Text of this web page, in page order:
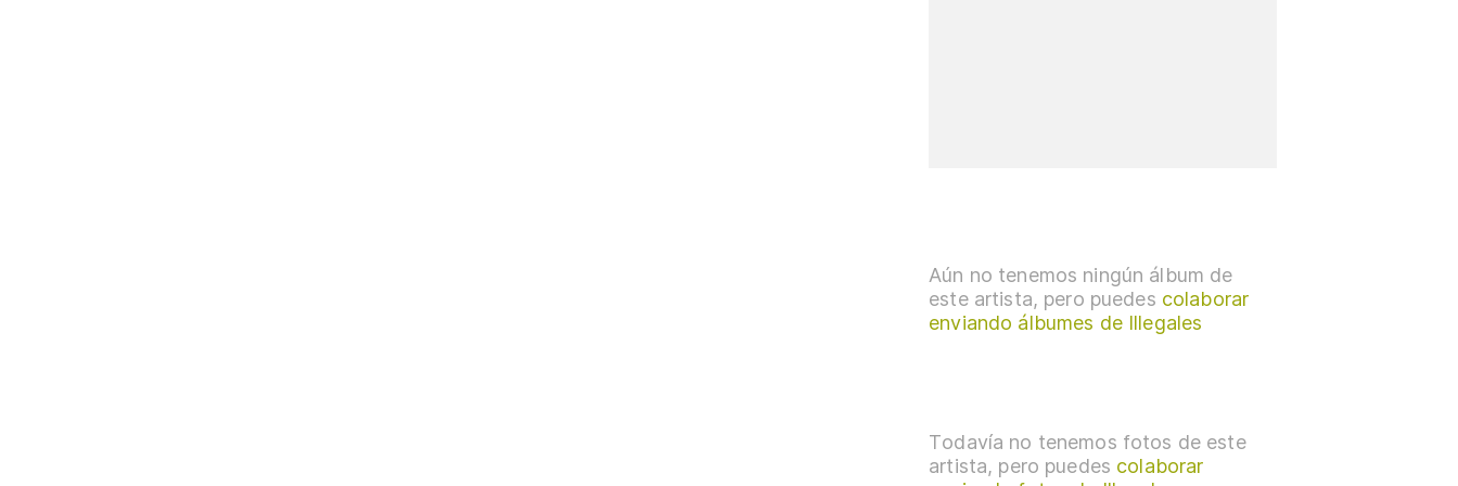
Aún no tenemos ningún álbum de
este artista, pero puedes colaborar
enviando álbumes de Illegales
Todavía no tenemos fotos de este
artista, pero puedes colaborar